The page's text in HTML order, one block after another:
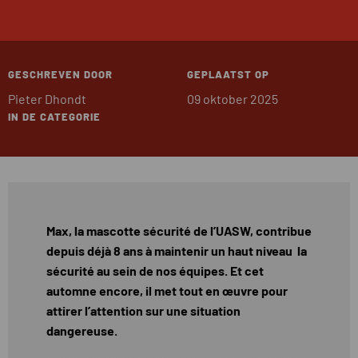
GESCHREVEN DOOR
Pieter Dhondt
GEPLAATST OP
09 oktober 2025
IN DE CATEGORIE
Max, la mascotte sécurité de l’UASW, contribue
depuis déjà 8 ans à maintenir un haut niveau la
sécurité au sein de nos équipes. Et cet
automne encore, il met tout en œuvre pour
attirer l’attention sur une situation
dangereuse.